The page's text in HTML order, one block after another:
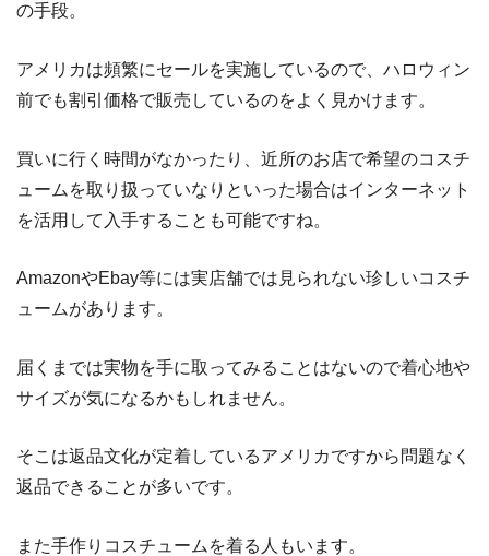
の手段。
アメリカは頻繁にセールを実施しているので、ハロウィン
前でも割引価格で販売しているのをよく見かけます。
買いに行く時間がなかったり、近所のお店で希望のコスチ
ュームを取り扱っていなりといった場合はインターネット
を活用して入手することも可能ですね。
AmazonやEbay等には実店舗では見られない珍しいコスチ
ュームがあります。
届くまでは実物を手に取ってみることはないので着心地や
サイズが気になるかもしれません。
そこは返品文化が定着しているアメリカですから問題なく
返品できることが多いです。
また手作りコスチュームを着る人もいます。